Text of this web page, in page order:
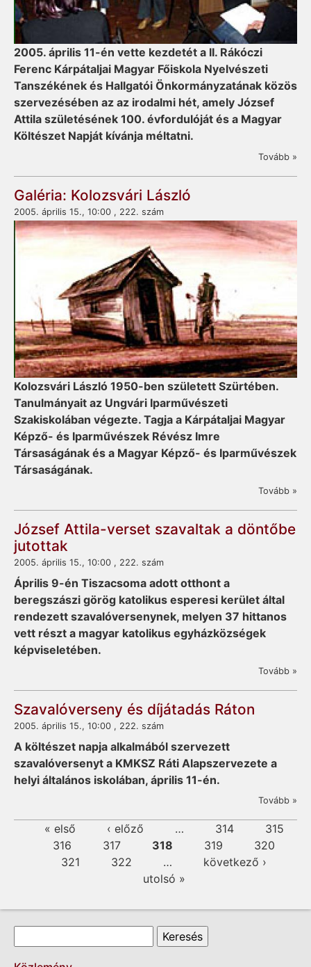
2005. április 11-én vette kezdetét a II. Rákóczi
Ferenc Kárpátaljai Magyar Főiskola Nyelvészeti
Tanszékének és Hallgatói Önkormányzatának közös
szervezésében az az irodalmi hét, amely József
Attila születésének 100. évfordulóját és a Magyar
Költészet Napját kívánja méltatni.
Tovább »
Galéria: Kolozsvári László
2005. április 15., 10:00 , 222. szám
Kolozsvári László 1950-ben született Szürtében.
Tanulmányait az Ungvári Iparművészeti
Szakiskolában végezte. Tagja a Kárpátaljai Magyar
Képző- és Iparművészek Révész Imre
Társaságának és a Magyar Képző- és Iparművészek
Társaságának.
Tovább »
József Attila-verset szavaltak a döntőbe
jutottak
2005. április 15., 10:00 , 222. szám
Április 9-én Tiszacsoma adott otthont a
beregszászi görög katolikus esperesi kerület által
rendezett szavalóversenynek, melyen 37 hittanos
vett részt a magyar katolikus egyházközségek
képviseletében.
Tovább »
Szavalóverseny és díjátadás Ráton
2005. április 15., 10:00 , 222. szám
A költészet napja alkalmából szervezett
szavalóversenyt a KMKSZ Ráti Alapszervezete a
helyi általános iskolában, április 11-én.
Tovább »
Oldalak« első ‹ előző … 314
315
316
317 318 319
320
321
322 …
következő ›
utolsó »
Keresés űrlap